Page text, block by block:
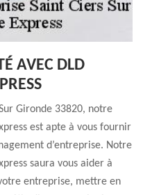
AVEC DLD
Gironde 33820, notre
est apte à vous fournir
d’entreprise. Notre
saura vous aider à
entreprise, mettre en